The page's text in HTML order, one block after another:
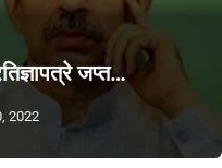
जप्त…
2022